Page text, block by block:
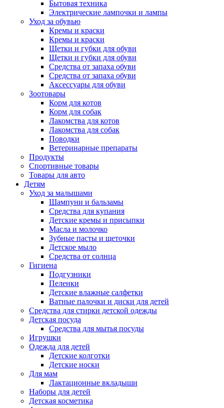
Бытовая техника
Электрические лампочки и лампы
Уход за обувью
Кремы и краски
Кремы и краски
Щетки и губки для обуви
Щетки и губки для обуви
Средства от запаха обуви
Средства от запаха обуви
Аксессуары для обуви
Зоотовары
Корм для котов
Корм для собак
Лакомства для котов
Лакомства для собак
Поводки
Ветеринарные препараты
Продукты
Спортивные товары
Товары для авто
Детям
Уход за малышами
Шампуни и бальзамы
Средства для купания
Детские кремы и присыпки
Масла и молочко
Зубные пасты и щеточки
Детское мыло
Средства от солнца
Гигиена
Подгузники
Пеленки
Детские влажные салфетки
Ватные палочки и диски для детей
Средства для стирки детской одежды
Детская посуда
Средства для мытья посуды
Игрушки
Одежда для детей
Детские колготки
Детские носки
Для мам
Лактационные вкладыши
Наборы для детей
Детская косметика